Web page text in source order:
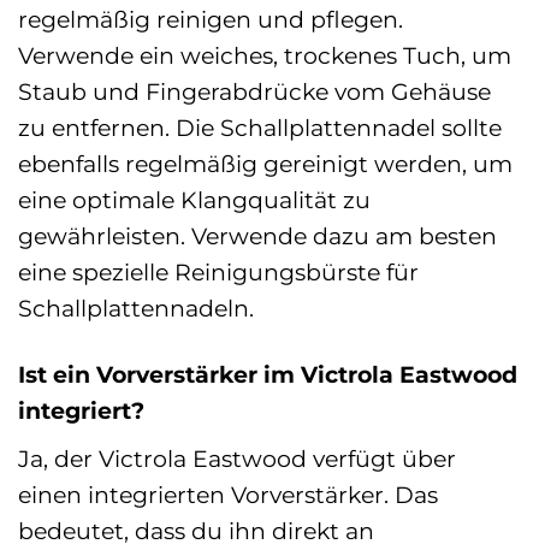
regelmäßig reinigen und pflegen.
Verwende ein weiches, trockenes Tuch, um
Staub und Fingerabdrücke vom Gehäuse
zu entfernen. Die Schallplattennadel sollte
ebenfalls regelmäßig gereinigt werden, um
eine optimale Klangqualität zu
gewährleisten. Verwende dazu am besten
eine spezielle Reinigungsbürste für
Schallplattennadeln.
Ist ein Vorverstärker im Victrola Eastwood
integriert?
Ja, der Victrola Eastwood verfügt über
einen integrierten Vorverstärker. Das
bedeutet, dass du ihn direkt an